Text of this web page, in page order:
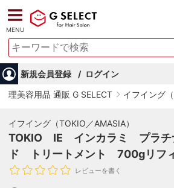
MENU
新規会員登録
ログイン
理美容用品 通販 G SELECT
イフイング
イフイング（TOKIO／AMASIA）
TOKIO IE インカラミ プラチ
ド トリートメント 700gリフ
レビューを書く